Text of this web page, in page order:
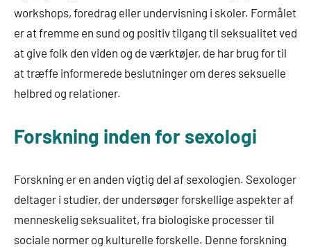
workshops, foredrag eller undervisning i skoler. Formålet
er at fremme en sund og positiv tilgang til seksualitet ved
at give folk den viden og de værktøjer, de har brug for til
at træffe informerede beslutninger om deres seksuelle
helbred og relationer.
Forskning inden for sexologi
Forskning er en anden vigtig del af sexologien. Sexologer
deltager i studier, der undersøger forskellige aspekter af
menneskelig seksualitet, fra biologiske processer til
sociale normer og kulturelle forskelle. Denne forskning